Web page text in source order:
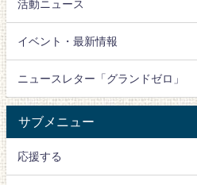
活動ニュース
イベント・最新情報
ニュースレター「グランドゼロ」
サブメニュー
応援する